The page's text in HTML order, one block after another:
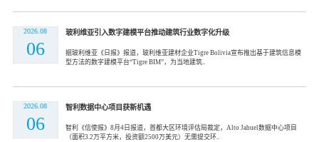
2026.08
06
玻利维亚引入数字建模平台推动建筑行业数字化升级
据玻利维亚《日报》报道，玻利维亚建材企业Tigre Bolivia宣布推出基于建筑信息模
型方法的数字建模平台“Tigre BIM”，为当地建筑..
2026.08
06
智利数据中心项目获新机遇
智利《信使报》8月4日报道，首都大区环境评估局裁定，Alto Jahuel数据中心项目
（面积3.2万平方米，投资额2500万美元）无需提交环..